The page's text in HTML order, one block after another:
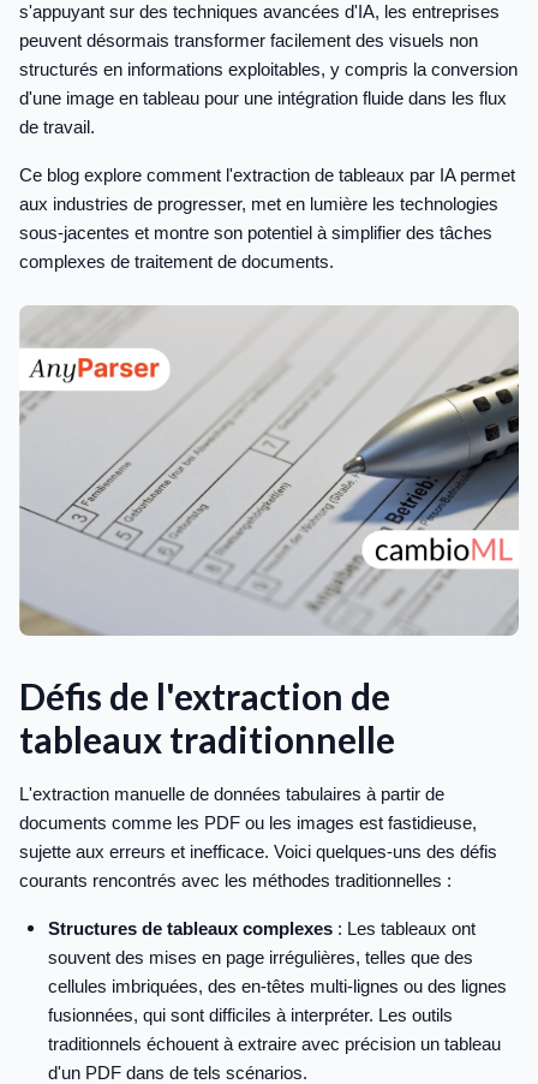
s'appuyant sur des techniques avancées d'IA, les entreprises
peuvent désormais transformer facilement des visuels non
structurés en informations exploitables, y compris la conversion
d'une image en tableau pour une intégration fluide dans les flux
de travail.
Ce blog explore comment l'extraction de tableaux par IA permet
aux industries de progresser, met en lumière les technologies
sous-jacentes et montre son potentiel à simplifier des tâches
complexes de traitement de documents.
Défis de l'extraction de
tableaux traditionnelle
L'extraction manuelle de données tabulaires à partir de
documents comme les PDF ou les images est fastidieuse,
sujette aux erreurs et inefficace. Voici quelques-uns des défis
courants rencontrés avec les méthodes traditionnelles :
Structures de tableaux complexes : Les tableaux ont
souvent des mises en page irrégulières, telles que des
cellules imbriquées, des en-têtes multi-lignes ou des lignes
fusionnées, qui sont difficiles à interpréter. Les outils
traditionnels échouent à extraire avec précision un tableau
d'un PDF dans de tels scénarios.